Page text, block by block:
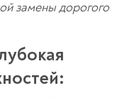
замены дорогого